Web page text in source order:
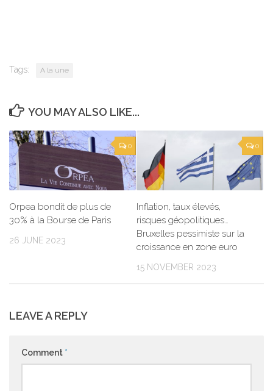
Tags: A la une
YOU MAY ALSO LIKE...
0
Orpea bondit de plus de
30% à la Bourse de Paris
26 JUNE 2023
0
Inflation, taux élevés,
risques géopolitiques…
Bruxelles pessimiste sur la
croissance en zone euro
15 NOVEMBER 2023
LEAVE A REPLY
Comment *